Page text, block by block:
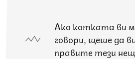
Ако котката ви
говори, щеше да
правите тези